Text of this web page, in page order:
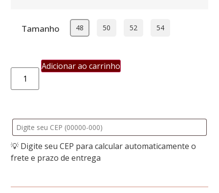
Tamanho 48 50 52 54
Adicionar ao carrinho
💡 Digite seu CEP para calcular automaticamente o
frete e prazo de entrega